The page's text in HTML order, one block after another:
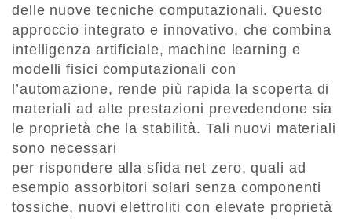
delle nuove tecniche computazionali. Questo
approccio integrato e innovativo, che combina
intelligenza artificiale, machine learning e
modelli fisici computazionali con
l’automazione, rende più rapida la scoperta di
materiali ad alte prestazioni prevedendone sia
le proprietà che la stabilità. Tali nuovi materiali
sono necessari
per rispondere alla sfida net zero, quali ad
esempio assorbitori solari senza componenti
tossiche, nuovi elettroliti con elevate proprietà